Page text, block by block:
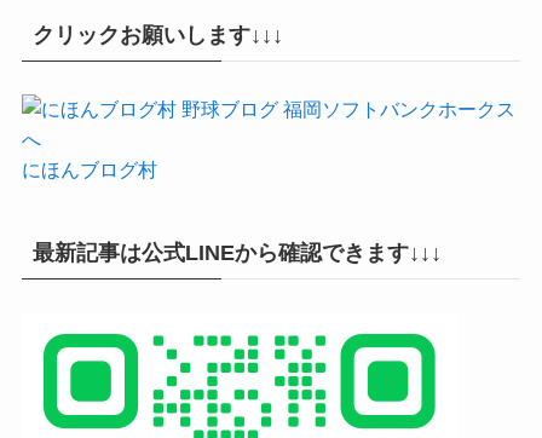
クリックお願いします↓↓↓
にほんブログ村
最新記事は公式LINEから確認できます↓↓↓